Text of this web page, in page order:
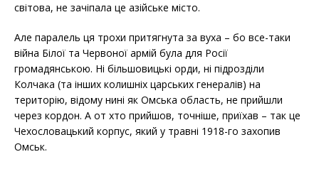
світова, не зачіпала це азійське місто.
Але паралель ця трохи притягнута за вуха – бо все-таки
війна Білої та Червоної армій була для Росії
громадянською. Ні більшовицькі орди, ні підрозділи
Колчака (та інших колишніх царських генералів) на
територію, відому нині як Омська область, не прийшли
через кордон. А от хто прийшов, точніше, приїхав – так це
Чехословацький корпус, який у травні 1918-го захопив
Омськ.